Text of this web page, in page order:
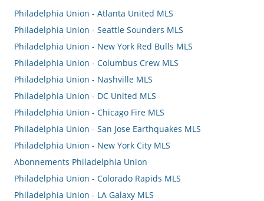
Philadelphia Union - Atlanta United MLS
Philadelphia Union - Seattle Sounders MLS
Philadelphia Union - New York Red Bulls MLS
Philadelphia Union - Columbus Crew MLS
Philadelphia Union - Nashville MLS
Philadelphia Union - DC United MLS
Philadelphia Union - Chicago Fire MLS
Philadelphia Union - San Jose Earthquakes MLS
Philadelphia Union - New York City MLS
Abonnements Philadelphia Union
Philadelphia Union - Colorado Rapids MLS
Philadelphia Union - LA Galaxy MLS